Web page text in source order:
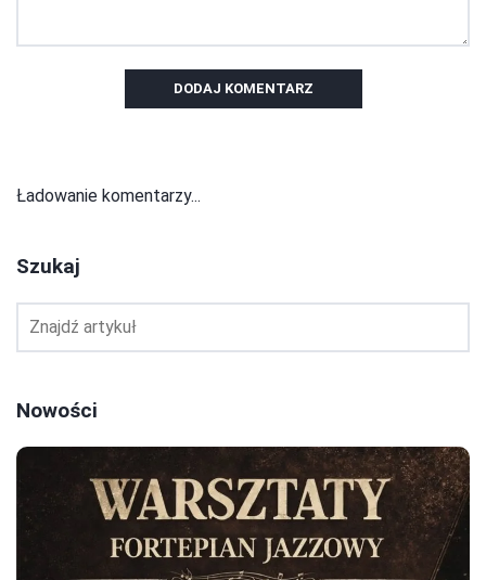
DODAJ KOMENTARZ
Ładowanie komentarzy...
Szukaj
Nowości